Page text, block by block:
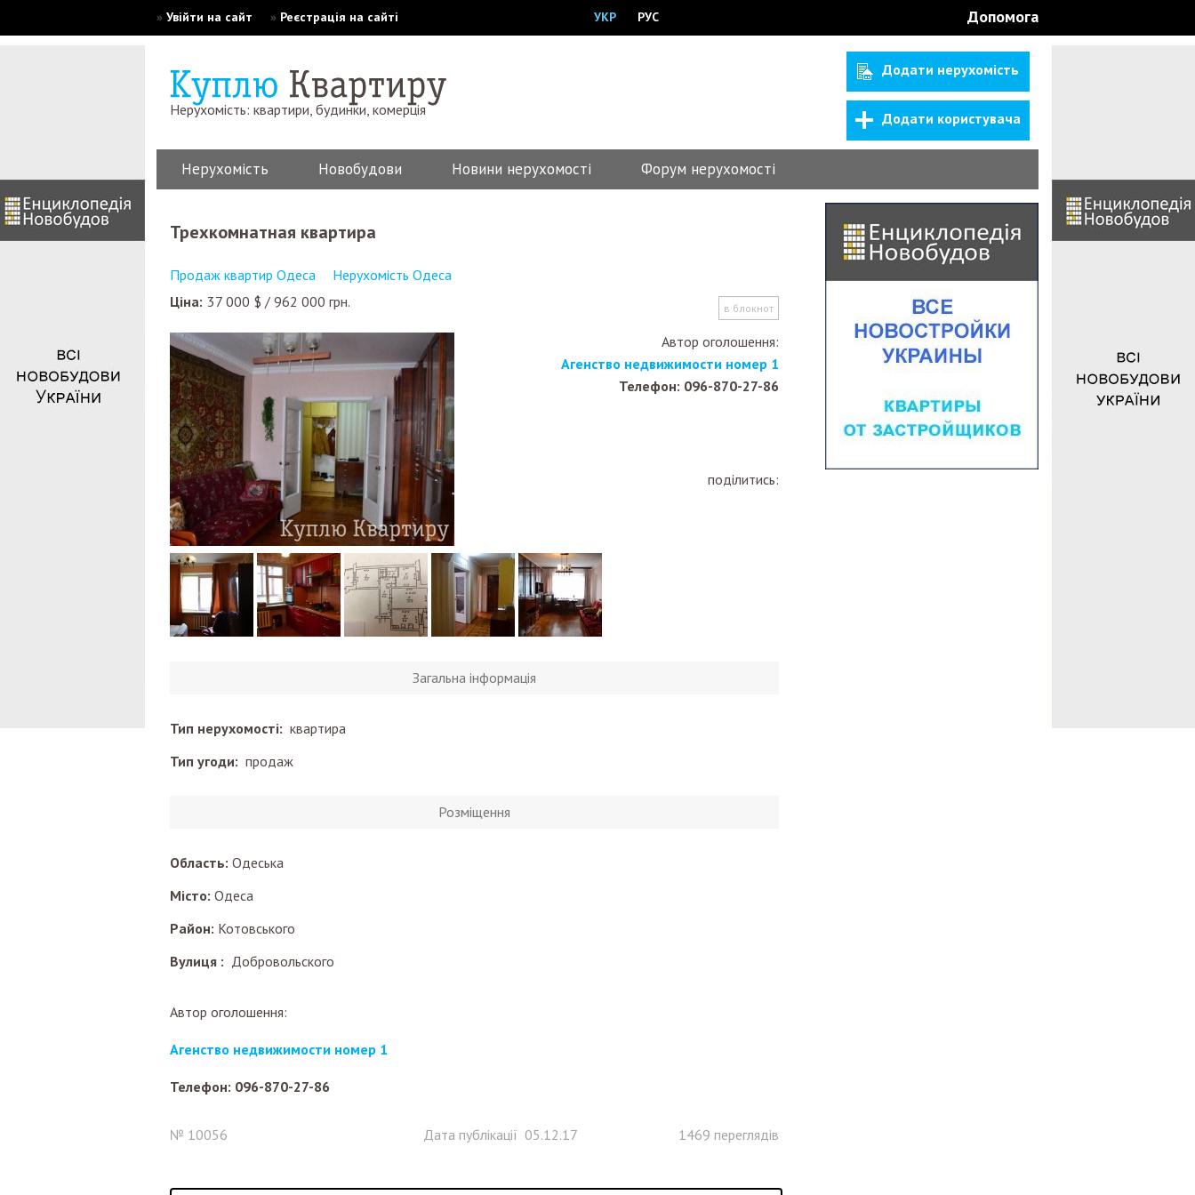
» Увійти на сайт » Реєстрація на сайті УКР РУС Допомога
Нерухомість: квартири, будинки, комерція
Додати нерухомість
Додати користувача
Нерухомість Новобудови Новини нерухомості Форум нерухомості
Трехкомнатная квартира
Продаж квартир Одеса
Нерухомість Одеса
Ціна: 37 000 $ / 962 000 грн. в блокнот
Автор оголошення:
Агенство недвижимости номер 1
Телефон: 096-870-27-86
поділитись:
Загальна інформація
Тип нерухомості: квартира
Тип угоди: продаж
Розміщення
Область: Одеська
Місто: Одеса
Район: Котовського
Вулиця : Добровольского
Автор оголошення:
Агенство недвижимости номер 1
Телефон: 096-870-27-86
№ 10056 Дата публікації 05.12.17 1469 переглядів